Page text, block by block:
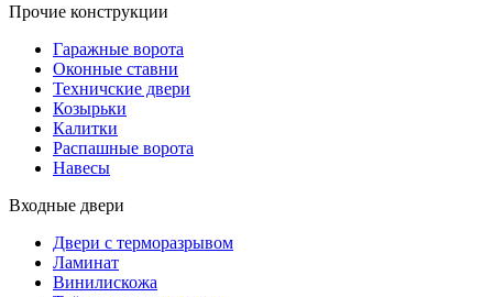
Прочие конструкции
Гаражные ворота
Оконные ставни
Техничские двери
Козырьки
Калитки
Распашные ворота
Навесы
Входные двери
Двери с терморазрывом
Ламинат
Винилискожа